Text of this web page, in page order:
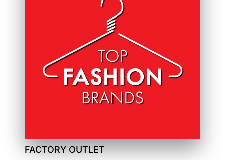
FACTORY OUTLET